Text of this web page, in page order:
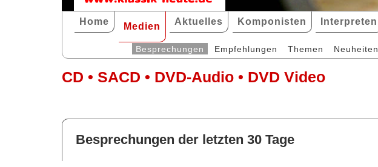
Home Medien Aktuelles Komponisten Interpreten
Besprechungen Empfehlungen Themen Neuheiten
CD • SACD • DVD-Audio • DVD Video
Besprechungen der letzten 30 Tage